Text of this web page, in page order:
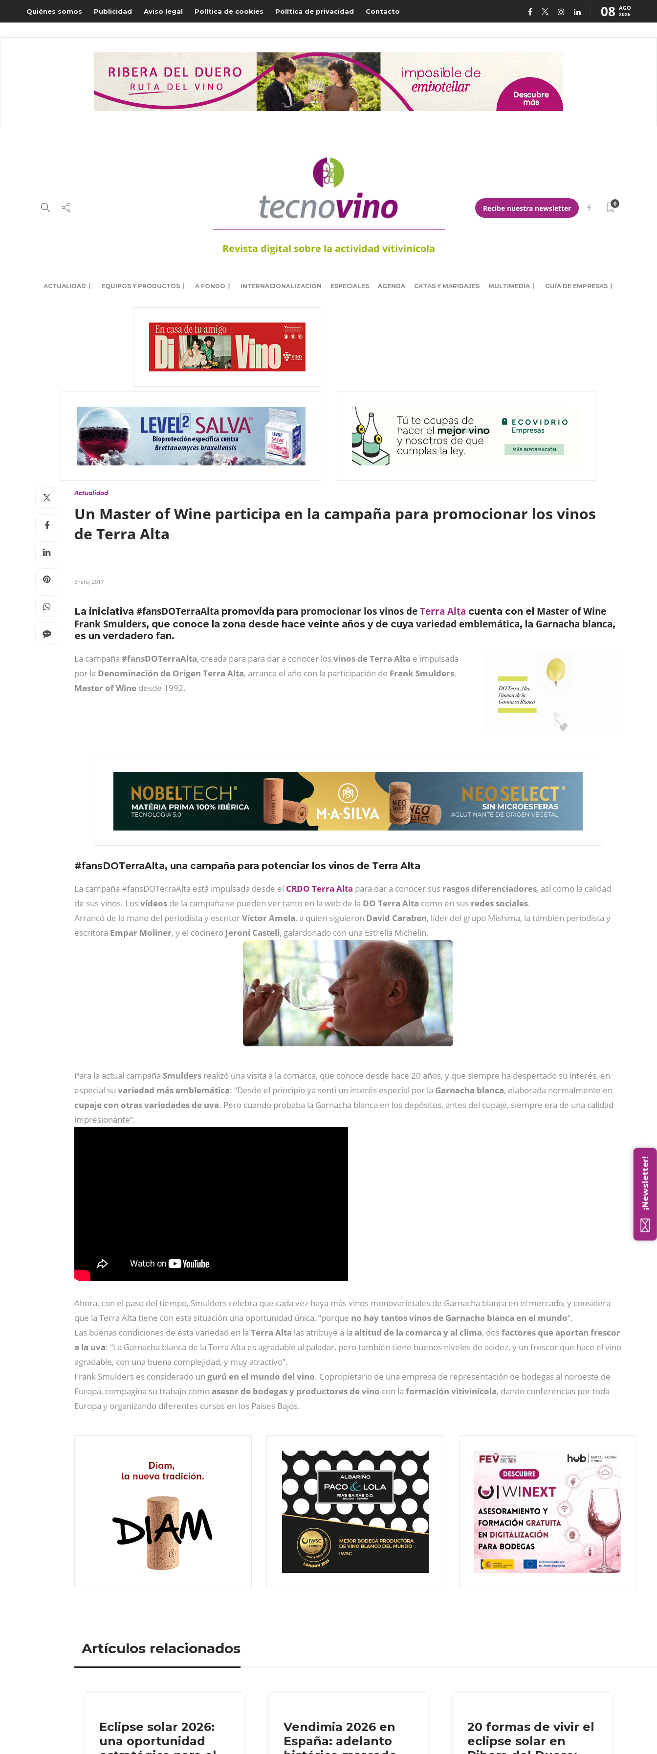
Quiénes somos Publicidad Aviso legal Política de cookies Política de privacidad Contacto 08 AGO
2026
Revista digital sobre la actividad vitivinícola
Recibe nuestra newsletter
0
ACTUALIDAD EQUIPOS Y PRODUCTOS A FONDO INTERNACIONALIZACIÓN ESPECIALES AGENDA CATAS Y MARIDAJES MULTIMEDIA GUÍA DE EMPRESAS
Actualidad
Un Master of Wine participa en la campaña para promocionar los vinos
de Terra Alta
Enero, 2017
La iniciativa #fansDOTerraAlta promovida para promocionar los vinos deTerra Alta cuenta con el Master of Wine
Frank Smulders, que conoce la zona desde hace veinte años y de cuya variedad emblemática, la Garnacha blanca,
es un verdadero fan.
La campaña #fansDOTerraAlta, creada para para dar a conocer losvinos de Terra Alta e impulsada
por la Denominación de Origen Terra Alta, arranca el año con la participación de Frank Smulders,
Master of Wine desde 1992.
#fansDOTerraAlta, una campaña para potenciar los vinos de Terra Alta
La campaña #fansDOTerraAlta está impulsada desde el CRDO Terra Alta para dar a conocer sus rasgos diferenciadores, así como la calidad
de sus vinos. Losvídeos de la campaña se pueden ver tanto en la web de la DO Terra Alta como en sus redes sociales.
Arrancó de la mano del periodista y escritorVíctor Amela, a quien siguieron David Caraben, líder del grupo Mishima, la también periodista y
escritora Empar Moliner, y el cocinero Jeroni Castell, galardonado con una Estrella Michelin.
Para la actual campaña Smulders realizó una visita a la comarca, que conoce desde hace 20 años, y que siempre ha despertado su interés, en
especial su variedad más emblemática: “Desde el principio ya sentí un interés especial por la Garnacha blanca, elaborada normalmente en
cupaje con otras variedades de uva. Pero cuando probaba la Garnacha blanca en los depósitos, antes del cupaje, siempre era de una calidad
impresionante”.
Ahora, con el paso del tiempo, Smulders celebra que cada vez haya más vinos monovarietales de Garnacha blanca en el mercado, y considera
que la Terra Alta tiene con esta situación una oportunidad única, “porque no hay tantos vinos de Garnacha blanca en el mundo”.
Las buenas condiciones de esta variedad en la Terra Alta las atribuye a la altitud de la comarca y al clima, dosfactores que aportan frescor
a la uva: “La Garnacha blanca de la Terra Alta es agradable al paladar, pero también tiene buenos niveles de acidez, y un frescor que hace el vino
agradable, con una buena complejidad, y muy atractivo”.
Frank Smulders es considerado un gurú en el mundo del vino. Copropietario de una empresa de representación de bodegas al noroeste de
Europa, compagina su trabajo comoasesor de bodegas y productores de vino con la formación vitivinícola, dando conferencias por toda
Europa y organizando diferentes cursos en los Países Bajos.
Artículos relacionados
Eclipse solar 2026:
una oportunidad
Vendimia 2026 en
España: adelanto
20 formas de vivir el
eclipse solar en
¡Newsletter!